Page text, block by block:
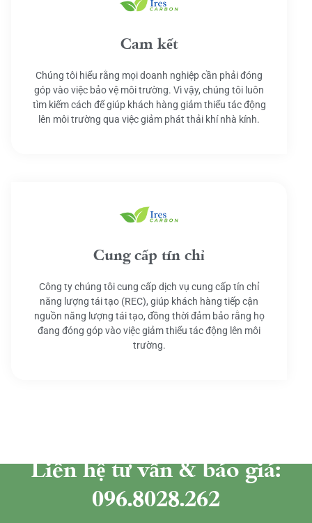
Cam kết
Chúng tôi hiểu rằng mọi doanh nghiệp cần phải đóng
góp vào việc bảo vệ môi trường. Vì vậy, chúng tôi luôn
tìm kiếm cách để giúp khách hàng giảm thiểu tác động
lên môi trường qua việc giảm phát thải khí nhà kính.
Cung cấp tín chỉ
Công ty chúng tôi cung cấp dịch vụ cung cấp tín chỉ
năng lượng tái tạo (REC), giúp khách hàng tiếp cận
nguồn năng lượng tái tạo, đồng thời đảm bảo rằng họ
đang đóng góp vào việc giảm thiểu tác động lên môi
trường.
Liên hệ tư vấn & báo giá:
096.8028.262